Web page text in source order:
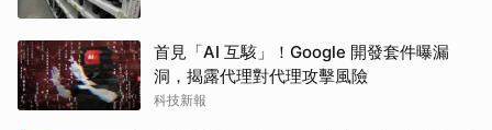
首見「AI 互駭」！Google 開發套件曝漏
洞，揭露代理對代理攻擊風險
科技新報